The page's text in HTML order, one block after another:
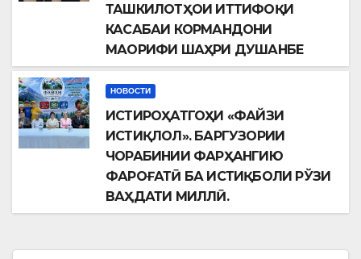
ТАШКИЛОТҲОИ ИТТИФОҚИ
КАСАБАИ КОРМАНДОНИ
МАОРИФИ ШАҲРИ ДУШАНБЕ
НОВОСТИ
ИСТИРОҲАТГОҲИ «ФАЙЗИ
ИСТИҚЛОЛ». БАРГУЗОРИИ
ЧОРАБИНИИ ФАРҲАНГИЮ
ФАРОҒАТӢ БА ИСТИҚБОЛИ РЎЗИ
ВАҲДАТИ МИЛЛӢ.